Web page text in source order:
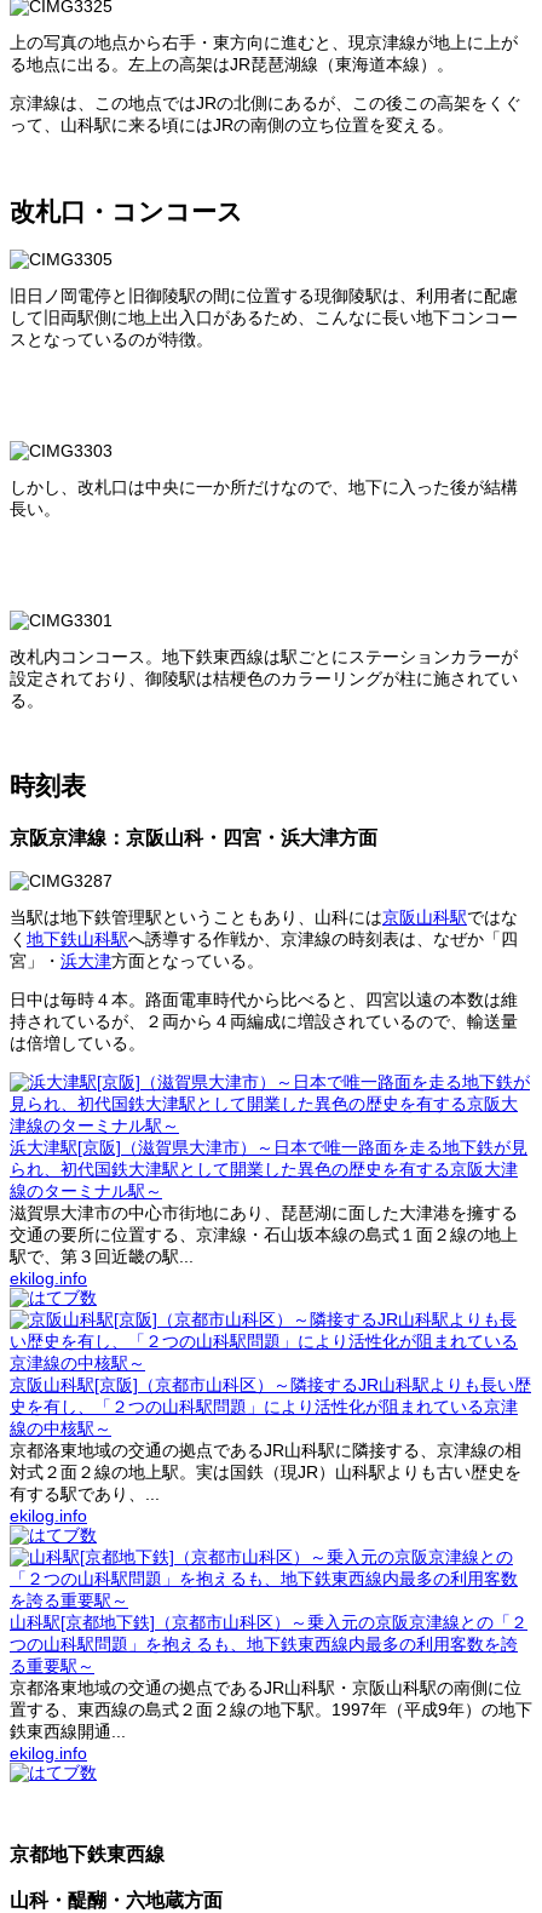
上の写真の地点から右手・東方向に進むと、現京津線が地上に上が
る地点に出る。左上の高架はJR琵琶湖線（東海道本線）。
京津線は、この地点ではJRの北側にあるが、この後この高架をくぐ
って、山科駅に来る頃にはJRの南側の立ち位置を変える。
改札口・コンコース
旧日ノ岡電停と旧御陵駅の間に位置する現御陵駅は、利用者に配慮
して旧両駅側に地上出入口があるため、こんなに長い地下コンコー
スとなっているのが特徴。
しかし、改札口は中央に一か所だけなので、地下に入った後が結構
長い。
改札内コンコース。地下鉄東西線は駅ごとにステーションカラーが
設定されており、御陵駅は桔梗色のカラーリングが柱に施されてい
る。
時刻表
京阪京津線：京阪山科・四宮・浜大津方面
当駅は地下鉄管理駅ということもあり、山科には京阪山科駅ではな
く 地下鉄山科駅へ誘導する作戦か、京津線の時刻表は、なぜか「四
宮」・ 浜大津方面となっている。
日中は毎時４本。路面電車時代から比べると、四宮以遠の本数は維
持されているが、２両から４両編成に増設されているので、輸送量
は倍増している。
浜大津駅[京阪]（滋賀県大津市）～日本で唯一路面を走る地下鉄が見
られ、初代国鉄大津駅として開業した異色の歴史を有する京阪大津
線のターミナル駅～
滋賀県大津市の中心市街地にあり、琵琶湖に面した大津港を擁する
交通の要所に位置する、京津線・石山坂本線の島式１面２線の地上
駅で、第３回近畿の駅...
ekilog.info
京阪山科駅[京阪]（京都市山科区）～隣接するJR山科駅よりも長い歴
史を有し、「２つの山科駅問題」により活性化が阻まれている京津
線の中核駅～
京都洛東地域の交通の拠点であるJR山科駅に隣接する、京津線の相
対式２面２線の地上駅。実は国鉄（現JR）山科駅よりも古い歴史を
有する駅であり、...
ekilog.info
山科駅[京都地下鉄]（京都市山科区）～乗入元の京阪京津線との「２
つの山科駅問題」を抱えるも、地下鉄東西線内最多の利用客数を誇
る重要駅～
京都洛東地域の交通の拠点であるJR山科駅・京阪山科駅の南側に位
置する、東西線の島式２面２線の地下駅。1997年（平成9年）の地下
鉄東西線開通...
ekilog.info
京都地下鉄東西線
山科・醍醐・六地蔵方面